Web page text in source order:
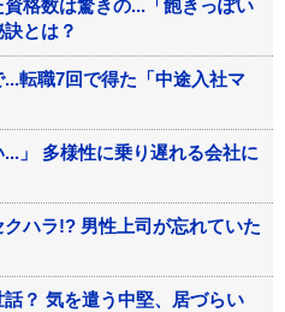
格数は驚きの...「飽きっぽい
とは？
転職7回で得た「中途入社マ
...」 多様性に乗り遅れる会社に
ハラ!? 男性上司が忘れていた
？ 気を遣う中堅、居づらい